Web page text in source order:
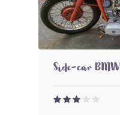
Side-car BMW